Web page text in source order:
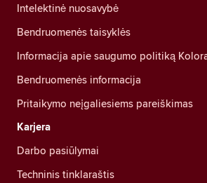
Intelektinė nuosavybė
Bendruomenės taisyklės
Informacija apie saugumo politiką
Bendruomenės informacija
Pritaikymo neįgaliesiems pareiškimas
Karjera
Darbo pasiūlymai
Techninis tinklaraštis